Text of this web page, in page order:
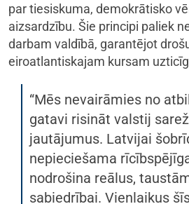
par tiesiskuma, demokrātisko
aizsardzību. Šie principi paliek
darbam valdībā, garantējot
eiroatlantiskajam kursam
“Mēs nevairāmies no
gatavi risināt valstij
jautājumus. Latvijai
nepieciešama
nodrošina reālus,
sabiedrībai. Vienlaikus